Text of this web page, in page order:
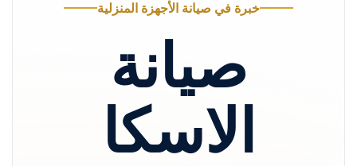
خبرة في صيانة الأجهزة المنزلية
صيانة
الاسكا